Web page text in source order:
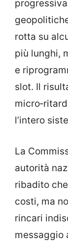
rotta su
più lunghi,
e
slot. Il
l’intero
La
autorità
ribadito
costi, ma
rincari
messaggio